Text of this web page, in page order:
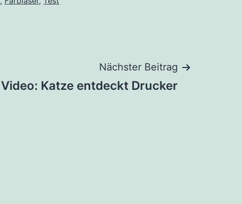
Nächster Beitrag
Video: Katze entdeckt Drucker